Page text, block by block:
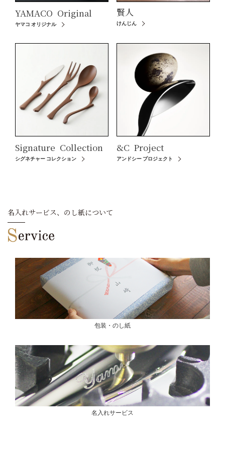
YAMACO Original
ヤマコ オリジナル
賢人
けんじん
Signature Collection
シグネチャー コレクション
&C Project
アンドシー プロジェクト
名入れサービス、のし紙について
包装・のし紙
名入れサービス